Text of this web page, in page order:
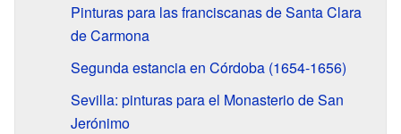
Pinturas para las franciscanas de Santa Clara
de Carmona
Segunda estancia en Córdoba (1654-1656)
Sevilla: pinturas para el Monasterio de San
Jerónimo